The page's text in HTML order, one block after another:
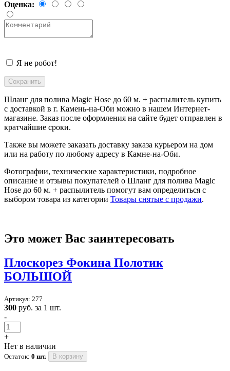
Оценка:
Я не робот!
Шланг для полива Magic Hose до 60 м. + распылитель купить
с доставкой в г. Камень-на-Оби можно в нашем Интернет-
магазине. Заказ после оформления на сайте будет отправлен в
кратчайшие сроки.
Также вы можете заказать доставку заказа курьером на дом
или на работу по любому адресу в Камне-на-Оби.
Фотографии, технические характеристики, подробное
описание и отзывы покупателей о Шланг для полива Magic
Hose до 60 м. + распылитель помогут вам определиться с
выбором товара из категории Товары снятые с продажи.
Это может Вас заинтересовать
Плоскорез Фокина Полотик
БОЛЬШОЙ
Артикул: 277
300 руб. за 1 шт.
-
+
Нет в наличии
Остаток: 0 шт. В корзину